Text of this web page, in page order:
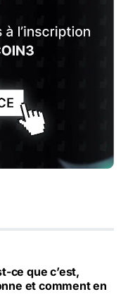
ce que c’est,
et comment en